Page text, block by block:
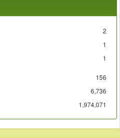
2
1
1
156
6,736
1,974,071